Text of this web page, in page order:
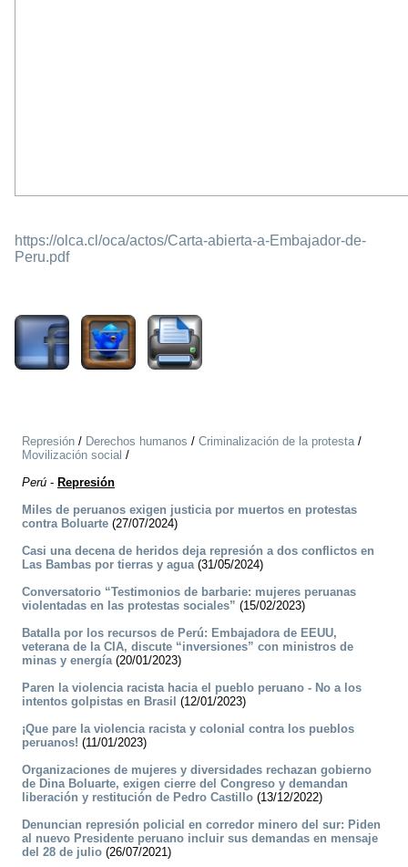
https://olca.cl/oca/actos/Carta-abierta-a-Embajador-de-
Peru.pdf
Represión / Derechos humanos / Criminalización de la protesta/
Movilización social /
Perú - Represión
Miles de peruanos exigen justicia por muertos en protestas
contra Boluarte (27/07/2024)
Casi una decena de heridos deja represión a dos conflictos en
Las Bambas por tierras y agua(31/05/2024)
Conversatorio “Testimonios de barbarie: mujeres peruanas
violentadas en las protestas sociales” (15/02/2023)
Batalla por los recursos de Perú: Embajadora de EEUU,
veterana de la CIA, discute “inversiones” con ministros de
minas y energía(20/01/2023)
Paren la violencia racista hacia el pueblo peruano - No a los
intentos golpistas en Brasil (12/01/2023)
¡Que pare la violencia racista y colonial contra los pueblos
peruanos! (11/01/2023)
Organizaciones de mujeres y diversidades rechazan gobierno
de Dina Boluarte, exigen cierre del Congreso y demandan
liberación y restitución de Pedro Castillo (13/12/2022)
Denuncian represión policial en corredor minero del sur: Piden
al nuevo Presidente peruano incluir sus demandas en mensaje
del 28 de julio (26/07/2021)